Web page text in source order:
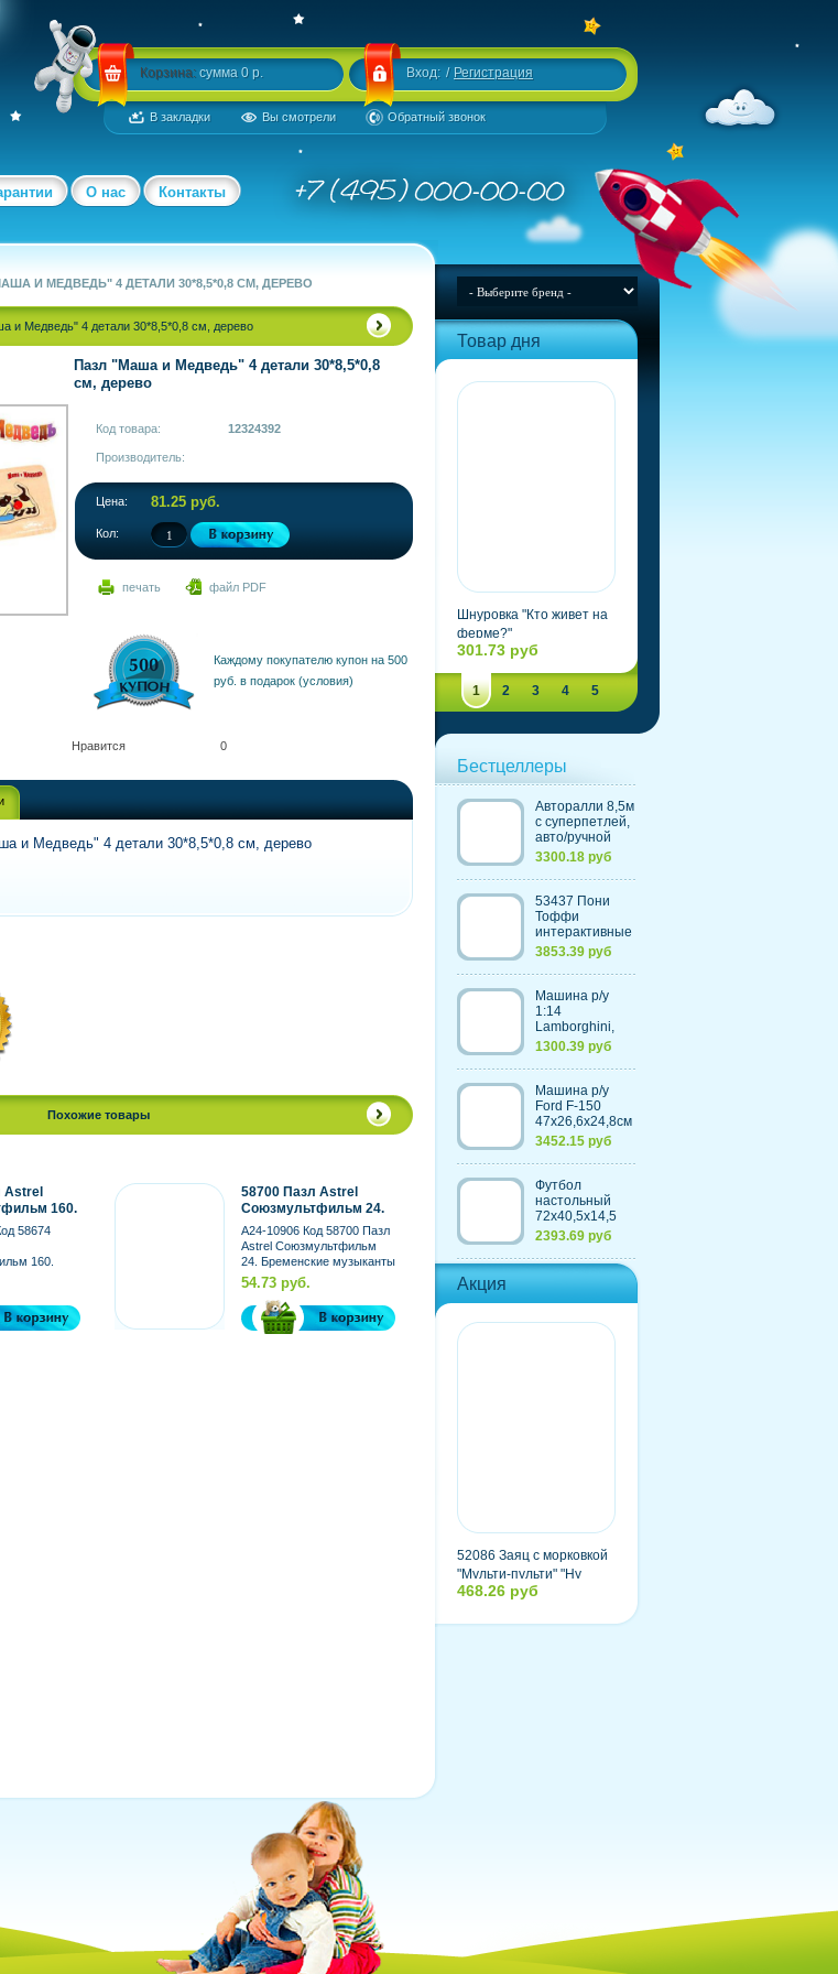
Корзина: сумма 0 р. Вход: / Регистрация
В закладки Вы смотрели Обратный звонок
О нас Контакты
И МЕДВЕДЬ" 4 ДЕТАЛИ 30*8,5*0,8 СМ, ДЕРЕВО
и Медведь" 4 детали 30*8,5*0,8 см, дерево
Пазл "Маша и Медведь" 4 детали 30*8,5*0,8
см, дерево
Код товара: 12324392
Производитель:
Цена: 81.25 руб.
Кол:
печать файл PDF
Каждому покупателю купон на 500
руб. в подарок (условия)
Нравится 0
и Медведь" 4 детали 30*8,5*0,8 см, дерево
Похожие товары
Astrel
160.
58674
160.
Astrel...
58700 Пазл Astrel
Союзмультфильм 24.
Бременские
музыканты
A24-10906 Код 58700 Пазл
Astrel Союзмультфильм
24. Бременские музыканты
Производитель: Astrel...
54.73 руб.
Товар дня
Шнуровка "Кто живет на
ферме?"
301.73 руб
1 2 3 4 5
Бестцеллеры
Авторалли 8,5м
c суперпетлей,
авто/ручной
контроль
скорости,
счетчик кругов
(220V) (Китай)
3300.18 руб
53437 Пони
Тоффи
интерактивные
(с морковкой и
3853.39 руб
Машина р/у
1:14
Lamborghini,
30,7х13,6х8,5см
1300.39 руб
Машина р/у
Ford F-150
47х26,6х24,8см
с
аккумулятором,
4 цвета
3452.15 руб
Футбол
настольный
72х40,5х14,5
см, из
пластмассы+элементы
из металла
2393.69 руб
Акция
52086 Заяц с морковкой
"Мульти-пульти" "Ну
погоди" озвученный,
468.26 руб